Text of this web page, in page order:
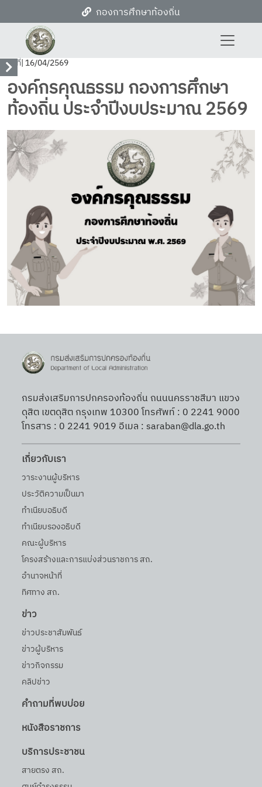
กองการศึกษาท้องถิ่น
วันที่| 16/04/2569
องค์กรคุณธรรม กองการศึกษา
ท้องถิ่น ประจำปีงบประมาณ 2569
กรมส่งเสริมการปกครองท้องถิ่น ถนนนครราชสีมา แขวง
ดุสิต เขตดุสิต กรุงเทพ 10300 โทรศัพท์ : 0 2241 9000
โทรสาร : 0 2241 9019 อีเมล : saraban@dla.go.th
เกี่ยวกับเรา
วาระงานผู้บริหาร
ประวัติความเป็นมา
ทำเนียบอธิบดี
ทำเนียบรองอธิบดี
คณะผู้บริหาร
โครงสร้างและการแบ่งส่วนราชการ สถ.
อำนาจหน้าที่
ทิศทาง สถ.
ข่าว
ข่าวประชาสัมพันธ์
ข่าวผู้บริหาร
ข่าวกิจกรรม
คลิปข่าว
คำถามที่พบบ่อย
หนังสือราชการ
บริการประชาชน
สายตรง สถ.